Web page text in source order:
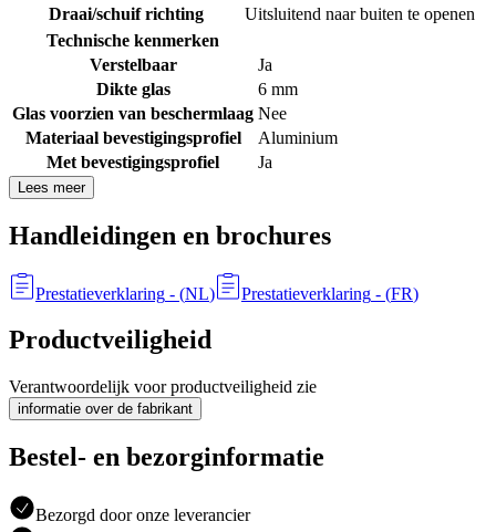
Draai/schuif richting
Uitsluitend naar buiten te openen
Technische kenmerken
Verstelbaar
Ja
Dikte glas
6 mm
Glas voorzien van beschermlaag Nee
Materiaal bevestigingsprofiel
Aluminium
Met bevestigingsprofiel
Ja
Lees meer
Handleidingen en brochures
Prestatieverklaring - (NL) Prestatieverklaring - (FR)
Productveiligheid
Verantwoordelijk voor productveiligheid zie
informatie over de fabrikant
Bestel- en bezorginformatie
Bezorgd door onze leverancier